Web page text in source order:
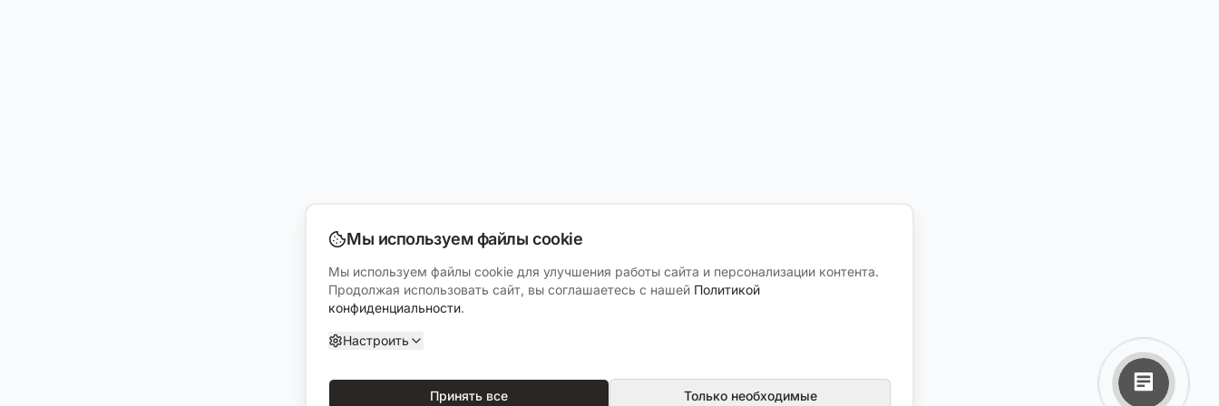
Мы используем файлы cookie
Мы используем файлы cookie для улучшения работы сайта и персонализации контента.
Продолжая использовать сайт, вы соглашаетесь с нашей Политикой
конфиденциальности.
Настроить
Принять все Только необходимые